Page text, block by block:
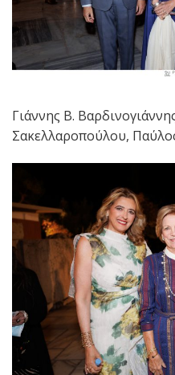
Γιάννης Β.
Σακελλαροπούλου,